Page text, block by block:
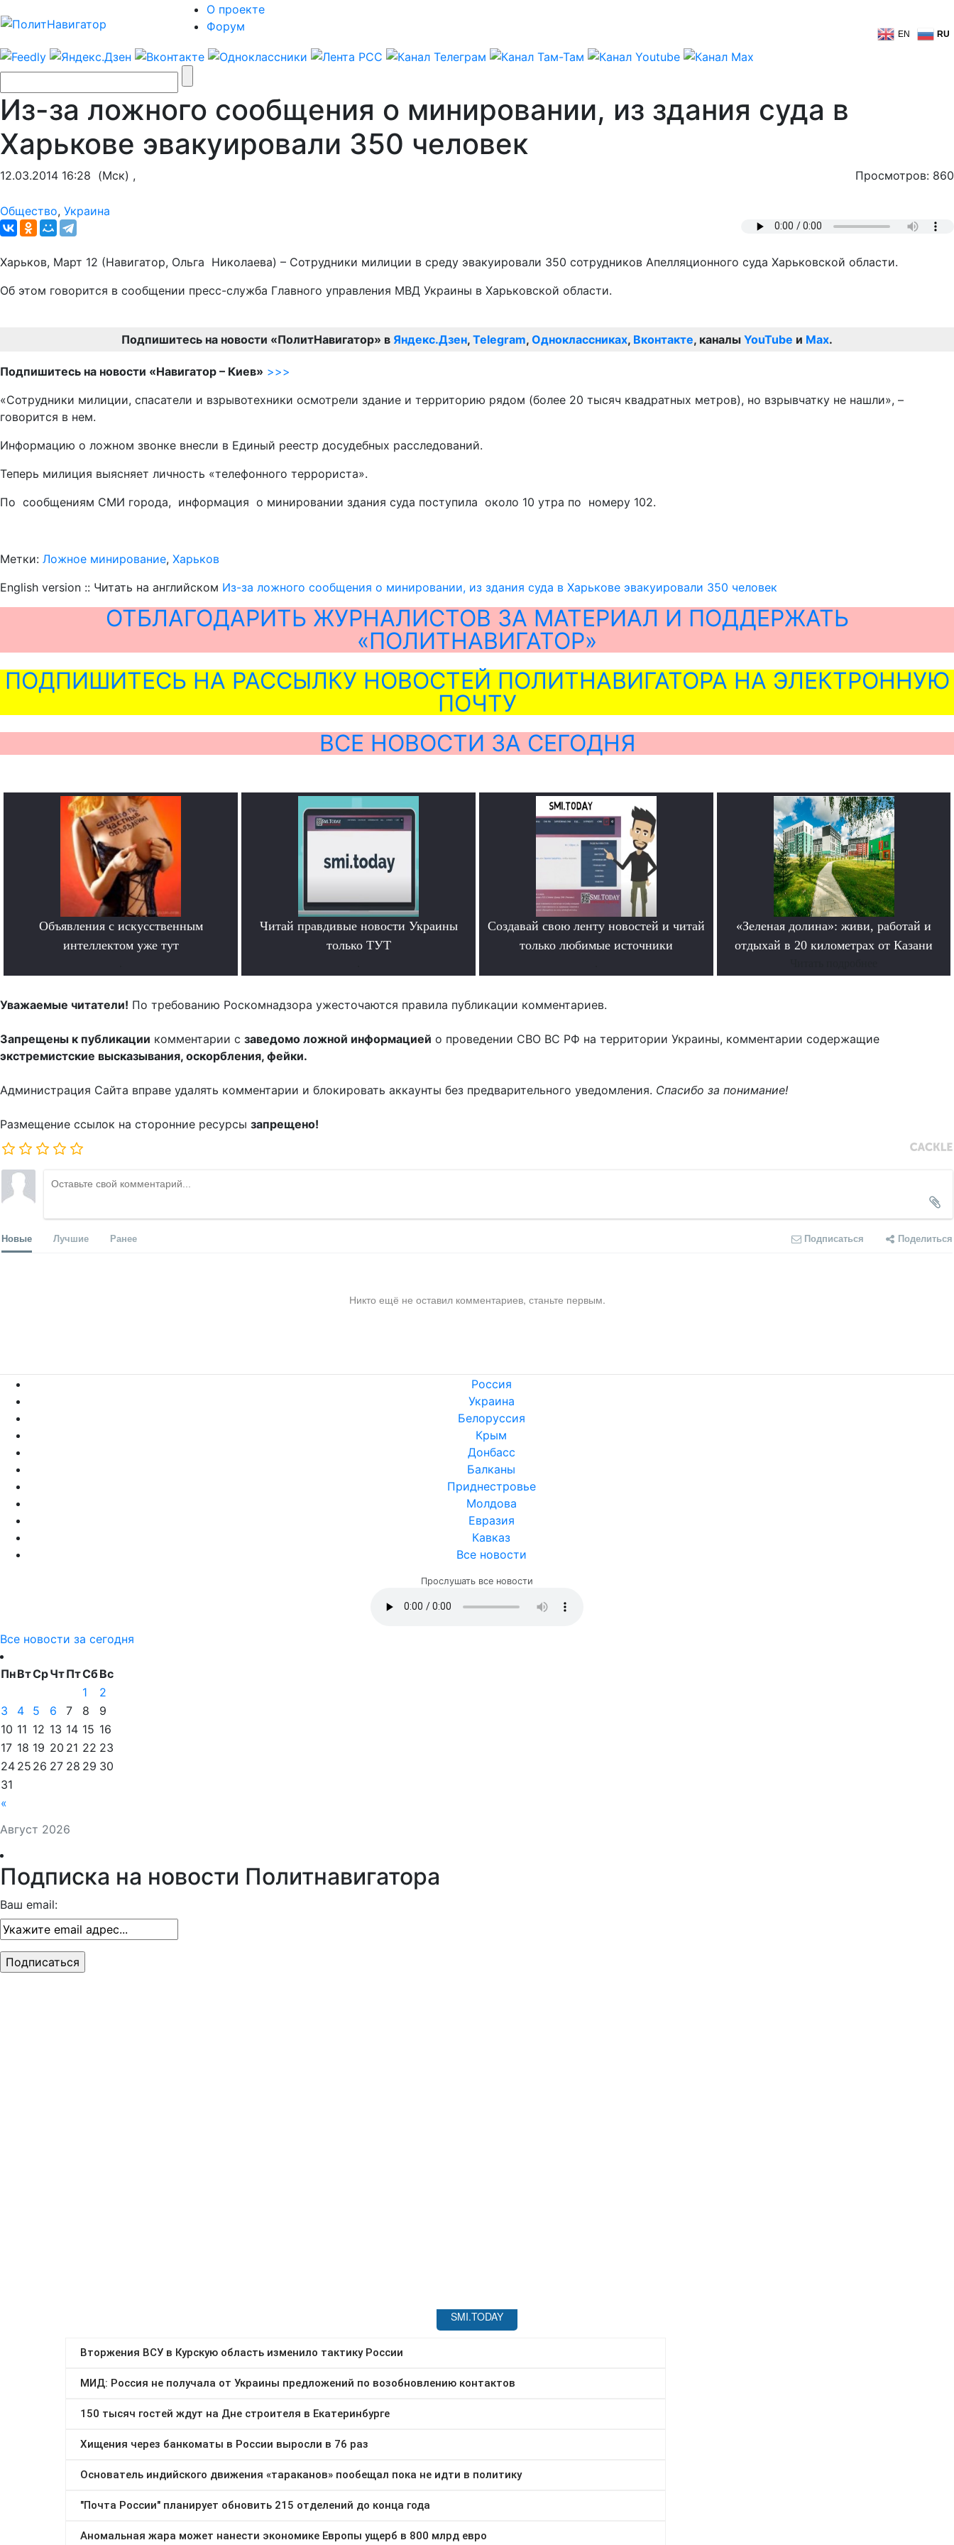
О проекте
Форум
EN RU
Из-за ложного сообщения о минировании, из здания суда в
Харькове эвакуировали 350 человек
12.03.2014 16:28 (Мск) , Просмотров: 860
Общество, Украина
Харьков, Март 12 (Навигатор, Ольга Николаева) – Сотрудники милиции в среду эвакуировали 350 сотрудников Апелляционного суда Харьковской области.
Об этом говорится в сообщении пресс-служба Главного управления МВД Украины в Харьковской области.
Подпишитесь на новости «ПолитНавигатор» в Яндекс.Дзен, Telegram, Одноклассниках, Вконтакте, каналы YouTube и Max.
Подпишитесь на новости «Навигатор – Киев» >>>
«Сотрудники милиции, спасатели и взрывотехники осмотрели здание и территорию рядом (более 20 тысяч квадратных метров), но взрывчатку не нашли», –
говорится в нем.
Информацию о ложном звонке внесли в Единый реестр досудебных расследований.
Теперь милиция выясняет личность «телефонного террориста».
По сообщениям СМИ города, информация о минировании здания суда поступила около 10 утра по номеру 102.
Метки: Ложное минирование, Харьков
English version :: Читать на английском Из-за ложного сообщения о минировании, из здания суда в Харькове эвакуировали 350 человек
ОТБЛАГОДАРИТЬ ЖУРНАЛИСТОВ ЗА МАТЕРИАЛ И ПОДДЕРЖАТЬ
«ПОЛИТНАВИГАТОР»
ПОДПИШИТЕСЬ НА РАССЫЛКУ НОВОСТЕЙ ПОЛИТНАВИГАТОРА НА ЭЛЕКТРОННУЮ
ПОЧТУ
ВСЕ НОВОСТИ ЗА СЕГОДНЯ
Объявления с искусственным
интеллектом уже тут
Читай правдивые новости Украины
только ТУТ
Создавай свою ленту новостей и читай
только любимые источники
«Зеленая долина»: живи, работай и
отдыхай в 20 километрах от Казани
Уважаемые читатели! По требованию Роскомнадзора ужесточаются правила публикации комментариев.
Запрещены к публикации комментарии с заведомо ложной информацией о проведении СВО ВС РФ на территории Украины, комментарии содержащие
экстремистские высказывания, оскорбления, фейки.
Администрация Сайта вправе удалять комментарии и блокировать аккаунты без предварительного уведомления. Спасибо за понимание!
Размещение ссылок на сторонние ресурсы запрещено!
Новые Лучшие Ранее Подписаться Поделиться
Никто ещё не оставил комментариев, станьте первым.
Россия
Украина
Белоруссия
Крым
Донбасс
Балканы
Приднестровье
Молдова
Евразия
Кавказ
Все новости
Прослушать все новости
Все новости за сегодня
Август 2026
ПнВтСрЧтПтСбВс
«
1
2
3
4 5 6 7 8
9
10 11 12 13 14 15 16
17 18 19 20 21 22 23
24 25 26 27 28 29 30
31
Подписка на новости Политнавигатора
Ваш email: